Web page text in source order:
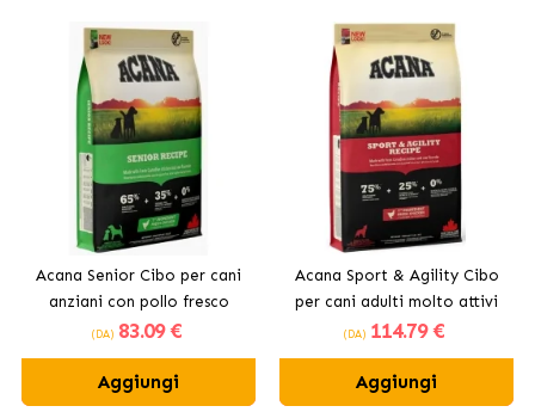
Acana Senior Cibo per cani
anziani con pollo fresco
(DA) 83.09 €
Aggiungi
Acana Sport & Agility Cibo
per cani adulti molto attivi
con pollo fresco
(DA) 114.79 €
Aggiungi